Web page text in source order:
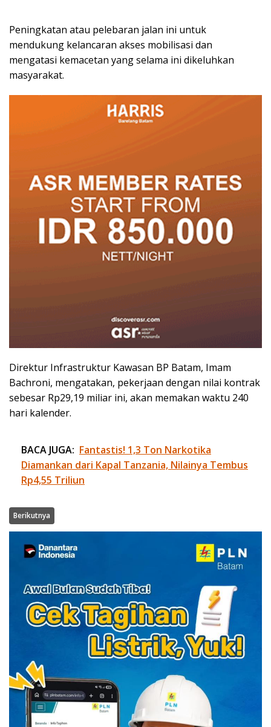
Peningkatan atau pelebaran jalan ini untuk
mendukung kelancaran akses mobilisasi dan
mengatasi kemacetan yang selama ini dikeluhkan
masyarakat.
Direktur Infrastruktur Kawasan BP Batam, Imam
Bachroni, mengatakan, pekerjaan dengan nilai kontrak
sebesar Rp29,19 miliar ini, akan memakan waktu 240
hari kalender.
BACA JUGA: Fantastis! 1,3 Ton Narkotika
Diamankan dari Kapal Tanzania, Nilainya Tembus
Rp4,55 Triliun
Berikutnya